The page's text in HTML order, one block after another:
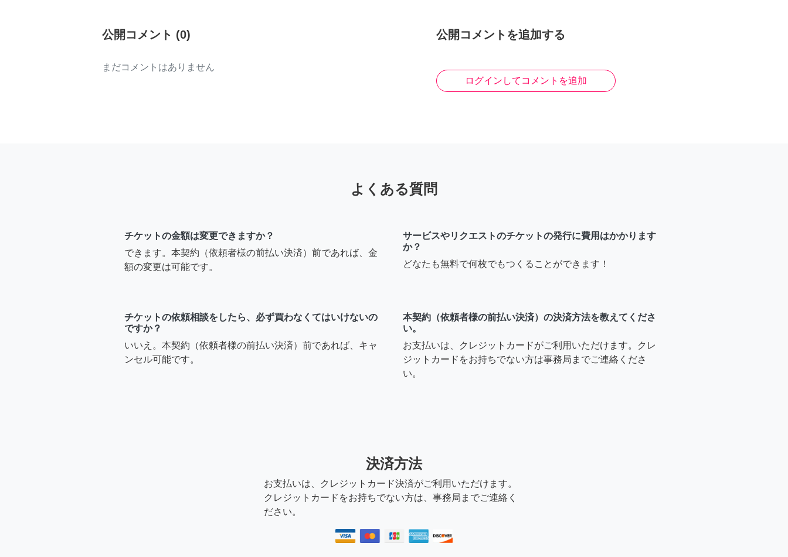
公開コメント (0)
まだコメントはありません
公開コメントを追加する
ログインしてコメントを追加
よくある質問
チケットの金額は変更できますか？
できます。本契約（依頼者様の前払い決済）前であれば、金
額の変更は可能です。
サービスやリクエストのチケットの発行に費用はかかります
か？
どなたも無料で何枚でもつくることができます！
チケットの依頼相談をしたら、必ず買わなくてはいけないの
ですか？
いいえ。本契約（依頼者様の前払い決済）前であれば、キャ
ンセル可能です。
本契約（依頼者様の前払い決済）の決済方法を教えてくださ
い。
お支払いは、クレジットカードがご利用いただけます。クレ
ジットカードをお持ちでない方は事務局までご連絡くださ
い。
決済方法
お支払いは、クレジットカード決済がご利用いただけます。
クレジットカードをお持ちでない方は、事務局までご連絡く
ださい。